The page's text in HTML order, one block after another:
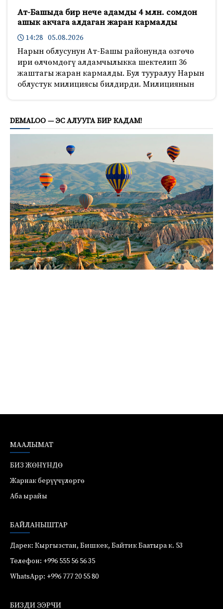
Ат-Башыда бир нече адамды 4 млн. сомдон
ашык акчага алдаган жаран кармалды
14:28 05.08.2026
Нарын облусунун Ат-Башы районунда өзгөчө
ири өлчөмдөгү алдамчылыкка шектелип 36
жаштагы жаран кармалды. Бул тууралуу Нарын
облустук милициясы билдирди. Милициянын
DEMALOO — ЭС АЛУУГА БИР КАДАМ!
МААЛЫМАТ
БИЗ ЖӨНҮНДӨ
Жарнак берүүчүлөргө
Аба ырайы
БАЙЛАНЫШТАР
Дарек: Кыргызстан, Бишкек, Байтик Баатыра к. 53
Телефон: +996 555 56 56 35
WhatsApp: +996 777 20 55 80
БИЗДИ ЭЭРЧИ